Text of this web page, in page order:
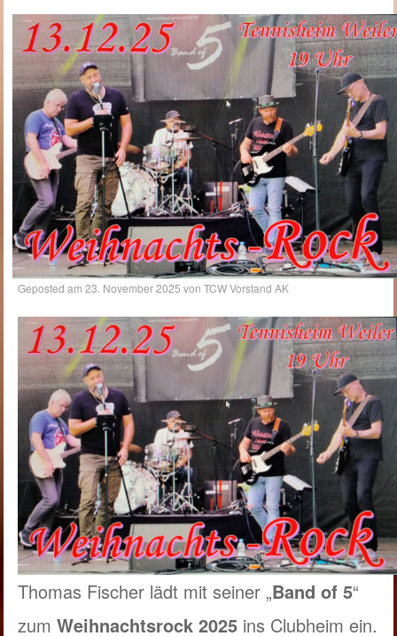
Geposted am23. November 2025 vonTCW Vorstand AK
Thomas Fischer lädt mit seiner „Band of 5“
zumWeihnachtsrock 2025 ins Clubheim ein.